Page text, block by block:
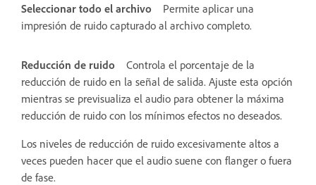
Seleccionar todo el archivo
Permite aplicar una
impresión de ruido capturado al archivo completo.
Reducción de ruido
Controla el porcentaje de la
reducción de ruido en la señal de salida. Ajuste esta opción
mientras se previsualiza el audio para obtener la máxima
reducción de ruido con los mínimos efectos no deseados.
Los niveles de reducción de ruido excesivamente altos a
veces pueden hacer que el audio suene con flanger o fuera
de fase.